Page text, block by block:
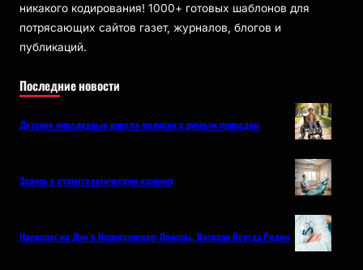
никакого кодирования! 1000+ готовых шаблонов для
потрясающих сайтов газет, журналов, блогов и
публикаций.
Последние новости
Детские инвалидные кресла-коляски с ручным приводом
Запись в стоматологическую клинику
Нарколог на Дом в Новокузнецке: Помощь, Которая Всегда Рядом